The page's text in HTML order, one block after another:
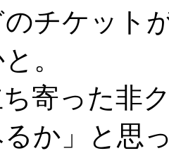
チケット
。
寄った非
るか」と思